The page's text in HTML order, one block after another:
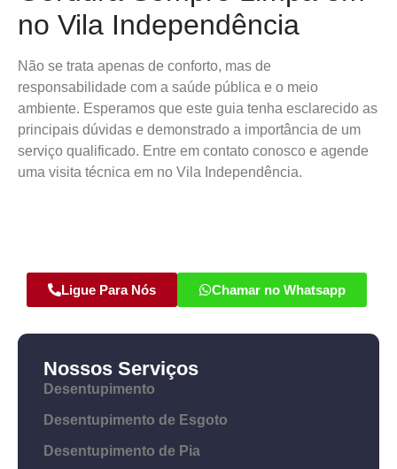
no Vila Independência
Não se trata apenas de conforto, mas de
responsabilidade com a saúde pública e o meio
ambiente. Esperamos que este guia tenha esclarecido as
principais dúvidas e demonstrado a importância de um
serviço qualificado. Entre em contato conosco e agende
uma visita técnica em no Vila Independência.
Ligue Para Nós Chamar no Whatsapp
Nossos Serviços
Desentupimento
Desentupimento de Esgoto
Desentupimento de Pia